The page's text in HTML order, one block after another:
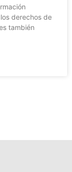
derechos de
también